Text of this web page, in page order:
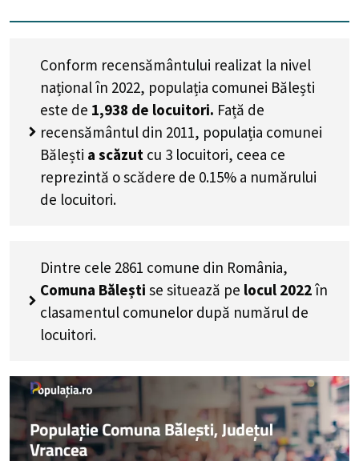
Conform recensământului realizat la nivel
național în 2022, populația comunei Bălești
este de 1,938 de locuitori. Față de
recensământul din 2011, populația comunei
Bălești a scăzut cu 3 locuitori, ceea ce
reprezintă o scădere de 0.15% a numărului
de locuitori.
Dintre cele 2861 comune din România,
Comuna Bălești se situează pe locul 2022în
clasamentul comunelor după numărul de
locuitori.